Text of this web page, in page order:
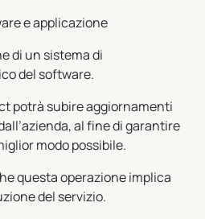
e applicazione
di un sistema di
del software.
potrà subire aggiornamenti
al fine di garantire
modo possibile.
questa operazione implica
del servizio.